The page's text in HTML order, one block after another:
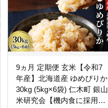
9ヵ月 定期便 玄米【令和7
年産】北海道産 ゆめぴりか
30kg (5kg×6袋) 仁木町 銀山
米研究会【機内食に採用】